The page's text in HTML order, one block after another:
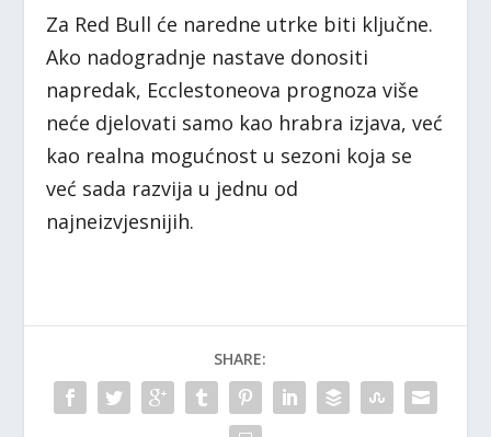
Za Red Bull će naredne utrke biti ključne.
Ako nadogradnje nastave donositi
napredak, Ecclestoneova prognoza više
neće djelovati samo kao hrabra izjava, već
kao realna mogućnost u sezoni koja se
već sada razvija u jednu od
najneizvjesnijih.
SHARE: